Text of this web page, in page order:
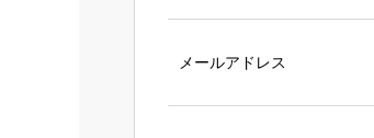
メールアドレス